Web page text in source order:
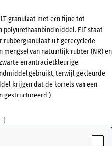
granulaat met een fijne tot
polyurethaanbindmiddel. ELT staat
rubbergranulaat uit gerecyclede
mengsel van natuurlijk rubber (NR) en
en antracietkleurige
gebruikt, terwijl gekleurde
krijgen dat de korrels van een
gestructureerd.)